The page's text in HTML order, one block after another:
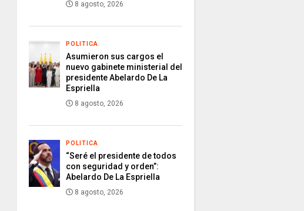
8 agosto, 2026
POLITICA
Asumieron sus cargos el
nuevo gabinete ministerial del
presidente Abelardo De La
Espriella
8 agosto, 2026
POLITICA
“Seré el presidente de todos
con seguridad y orden”:
Abelardo De La Espriella
8 agosto, 2026